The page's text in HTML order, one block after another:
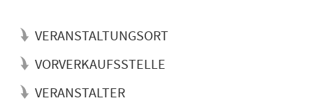
VERANSTALTUNGSORT
VORVERKAUFSSTELLE
VERANSTALTER